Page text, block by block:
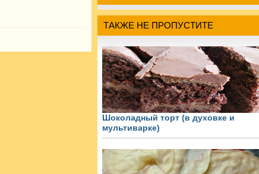
ТАКЖЕ НЕ ПРОПУСТИТЕ
Шоколадный торт (в духовке и
мультиварке)